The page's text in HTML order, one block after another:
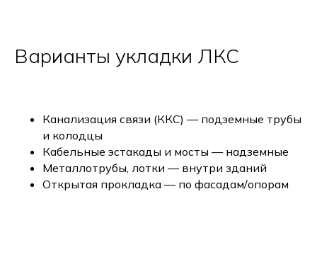
Варианты укладки ЛКС
Канализация связи (ККС) — подземные трубы
и колодцы
Кабельные эстакады и мосты — надземные
Металлотрубы, лотки — внутри зданий
Открытая прокладка — по фасадам/опорам